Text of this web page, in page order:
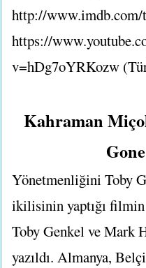
http://
https://
v=hDg7oYRKozw
Kahraman
Yönetmenliğini Toby
ikilisinin yaptığı
Toby Genkel ve Mark
yazıldı. Almanya,